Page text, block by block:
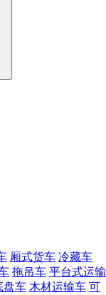
厢式货车 冷藏车
拖吊车 平台式运输
盘车 木材运输车 可